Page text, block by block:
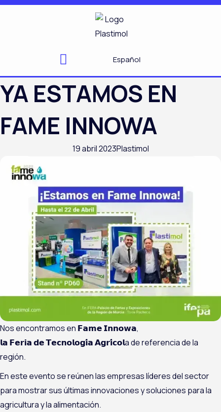
Ir
Español
YA ESTAMOS EN
FAME INNOWA
19 abril 2023Plastimol
Nos encontramos en 𝗙𝗮𝗺𝗲 𝗜𝗻𝗻𝗼𝘄𝗮,
𝗹𝗮 𝗙𝗲𝗿𝗶𝗮 𝗱𝗲 𝗧𝗲𝗰𝗻𝗼𝗹𝗼𝗴𝗶́𝗮 𝗔𝗴𝗿𝗶́𝗰𝗼𝗹a de referencia de la
región.
En este evento se reúnen las empresas líderes del sector
para mostrar sus últimas innovaciones y soluciones para la
agricultura y la alimentación.